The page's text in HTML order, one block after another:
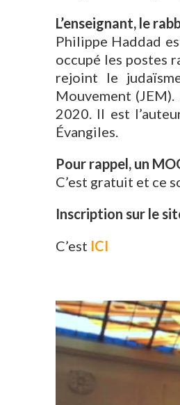
L’enseignant, le
Philippe Haddad
occupé les postes
rejoint le
Mouvement
2020. Il est
Évangiles.
Pour rappel, un
C’est gratuit et ce
Inscription sur le
C’est ICI